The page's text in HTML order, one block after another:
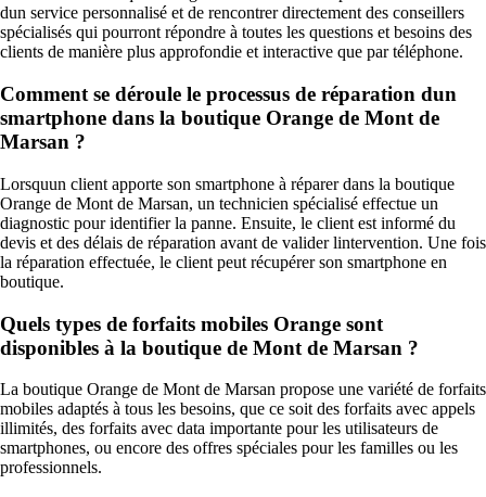
dun service personnalisé et de rencontrer directement des conseillers
spécialisés qui pourront répondre à toutes les questions et besoins des
clients de manière plus approfondie et interactive que par téléphone.
Comment se déroule le processus de réparation dun
smartphone dans la boutique Orange de Mont de
Marsan ?
Lorsquun client apporte son smartphone à réparer dans la boutique
Orange de Mont de Marsan, un technicien spécialisé effectue un
diagnostic pour identifier la panne. Ensuite, le client est informé du
devis et des délais de réparation avant de valider lintervention. Une fois
la réparation effectuée, le client peut récupérer son smartphone en
boutique.
Quels types de forfaits mobiles Orange sont
disponibles à la boutique de Mont de Marsan ?
La boutique Orange de Mont de Marsan propose une variété de forfaits
mobiles adaptés à tous les besoins, que ce soit des forfaits avec appels
illimités, des forfaits avec data importante pour les utilisateurs de
smartphones, ou encore des offres spéciales pour les familles ou les
professionnels.